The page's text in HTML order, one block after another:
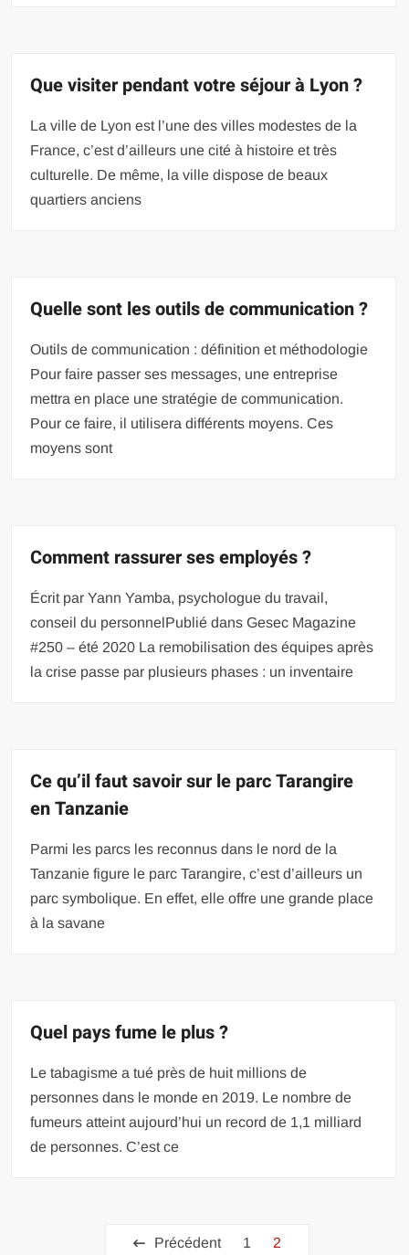
Que visiter pendant votre séjour à Lyon ?
La ville de Lyon est l’une des villes modestes de la
France, c’est d’ailleurs une cité à histoire et très
culturelle. De même, la ville dispose de beaux
quartiers anciens
Quelle sont les outils de communication ?
Outils de communication : définition et méthodologie
Pour faire passer ses messages, une entreprise
mettra en place une stratégie de communication.
Pour ce faire, il utilisera différents moyens. Ces
moyens sont
Comment rassurer ses employés ?
Écrit par Yann Yamba, psychologue du travail,
conseil du personnelPublié dans Gesec Magazine
#250 – été 2020 La remobilisation des équipes après
la crise passe par plusieurs phases : un inventaire
Ce qu’il faut savoir sur le parc Tarangire
en Tanzanie
Parmi les parcs les reconnus dans le nord de la
Tanzanie figure le parc Tarangire, c’est d’ailleurs un
parc symbolique. En effet, elle offre une grande place
à la savane
Quel pays fume le plus ?
Le tabagisme a tué près de huit millions de
personnes dans le monde en 2019. Le nombre de
fumeurs atteint aujourd’hui un record de 1,1 milliard
de personnes. C’est ce
Pagination Précédent 1 2